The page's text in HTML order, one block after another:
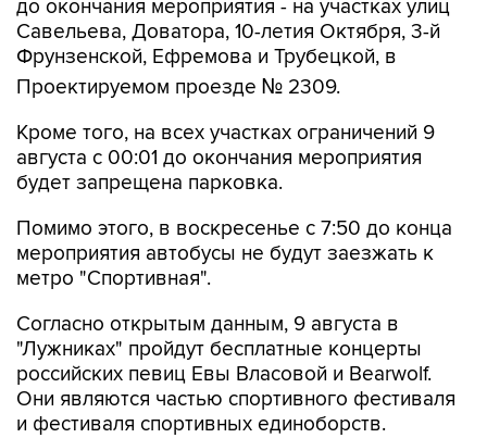
до окончания мероприятия - на участках улиц
Савельева, Доватора, 10-летия Октября, 3-й
Фрунзенской, Ефремова и Трубецкой, в
Проектируемом проезде № 2309.
Кроме того, на всех участках ограничений 9
августа с 00:01 до окончания мероприятия
будет запрещена парковка.
Помимо этого, в воскресенье с 7:50 до конца
мероприятия автобусы не будут заезжать к
метро "Спортивная".
Согласно открытым данным, 9 августа в
"Лужниках" пройдут бесплатные концерты
российских певиц Евы Власовой и Bearwolf.
Они являются частью спортивного фестиваля
и фестиваля спортивных единоборств.